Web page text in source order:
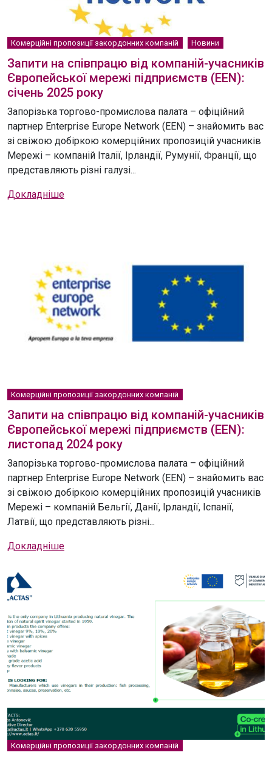
Комерційні пропозиції закордонних компаній Новини
Запити на співпрацю від компаній-учасників
Європейської мережі підприємств (EEN):
січень 2025 року
Запорізька торгово-промислова палата – офіційний
партнер Enterprise Europe Network (EEN) – знайомить вас
зі свіжою добіркою комерційних пропозицій учасників
Мережі – компаній Італії, Ірландії, Румунії, Франції, що
представляють різні галузі...
Докладніше
Комерційні пропозиції закордонних компаній
Запити на співпрацю від компаній-учасників
Європейської мережі підприємств (EEN):
листопад 2024 року
Запорізька торгово-промислова палата – офіційний
партнер Enterprise Europe Network (EEN) – знайомить вас
зі свіжою добіркою комерційних пропозицій учасників
Мережі – компаній Бельгії, Данії, Ірландії, Іспанії,
Латвії, що представляють різні...
Докладніше
Комерційні пропозиції закордонних компаній